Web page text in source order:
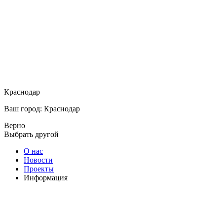
Краснодар
Ваш город: Краснодар
Верно
Выбрать другой
О нас
Новости
Проекты
Информация